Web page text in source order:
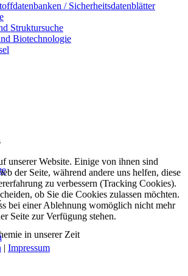
/ Sicherheitsdatenblätter
Struktursuche
Biotechnologie
in unserer Zeit
unserer Website. Einige von ihnen sind
der Seite, während andere uns helfen, diese
zu verbessern (Tracking Cookies).
ob Sie die Cookies zulassen möchten.
bei einer Ablehnung womöglich nicht mehr
Seite zur Verfügung stehen.
| Impressum